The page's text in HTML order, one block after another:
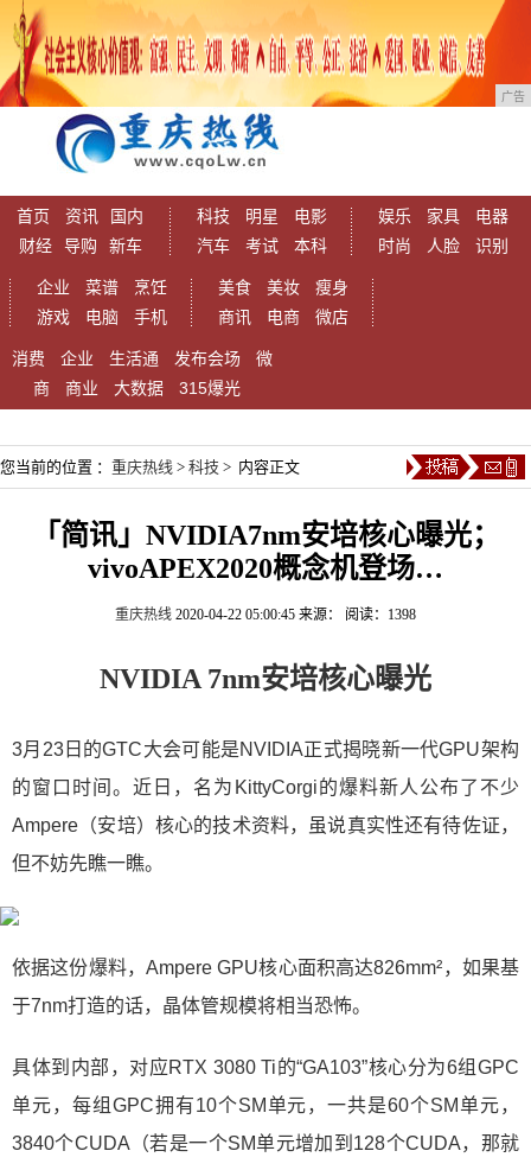
广告
首页 资讯
国内
财经
导购 新车
科技 明星
电影
汽车
考试 本科
娱乐 家具
电器
时尚
人脸 识别
企业 菜谱
烹饪
游戏
电脑 手机
美食 美妆
瘦身
商讯
电商 微店
消费 企业 生活通 发布会场
微
商
商业 大数据 315爆光
您当前的位置 ： 重庆热线 > 科技 > 内容正文
「简讯」NVIDIA7nm安培核心曝光；
vivoAPEX2020概念机登场…
重庆热线 2020-04-22 05:00:45 来源： 阅读：1398
NVIDIA 7nm安培核心曝光
3月23日的GTC大会可能是NVIDIA正式揭晓新一代GPU架构
的窗口时间。近日，名为KittyCorgi的爆料新人公布了不少
Ampere（安培）核心的技术资料，虽说真实性还有待佐证，
但不妨先瞧一瞧。
依据这份爆料，Ampere GPU核心面积高达826mm²，如果基
于7nm打造的话，晶体管规模将相当恐怖。
具体到内部，对应RTX 3080 Ti的“GA103”核心分为6组GPC
单元，每组GPC拥有10个SM单元，一共是60个SM单元，
3840个CUDA（若是一个SM单元增加到128个CUDA，那就